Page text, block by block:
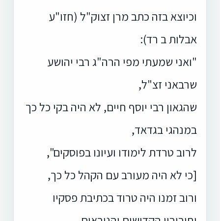
וכיוצא בזה כתב מרן זצוק"ל (חזו"ע
אבלות ב רד):
"ואני שמעתי מפי הרה"ג רבי יהושע
שרבאני זצ"ל,
שהגאון רבי יוסף חיים, לא היה בקי כל כך
במנהגי בגדאד,
לרוב טרדת לימודו ועיונו בפוסקים",
[כי לא היה מעורב עם הקהל כל כך,
ורוב זמנו היה טרוד בכתיבת פסקיו